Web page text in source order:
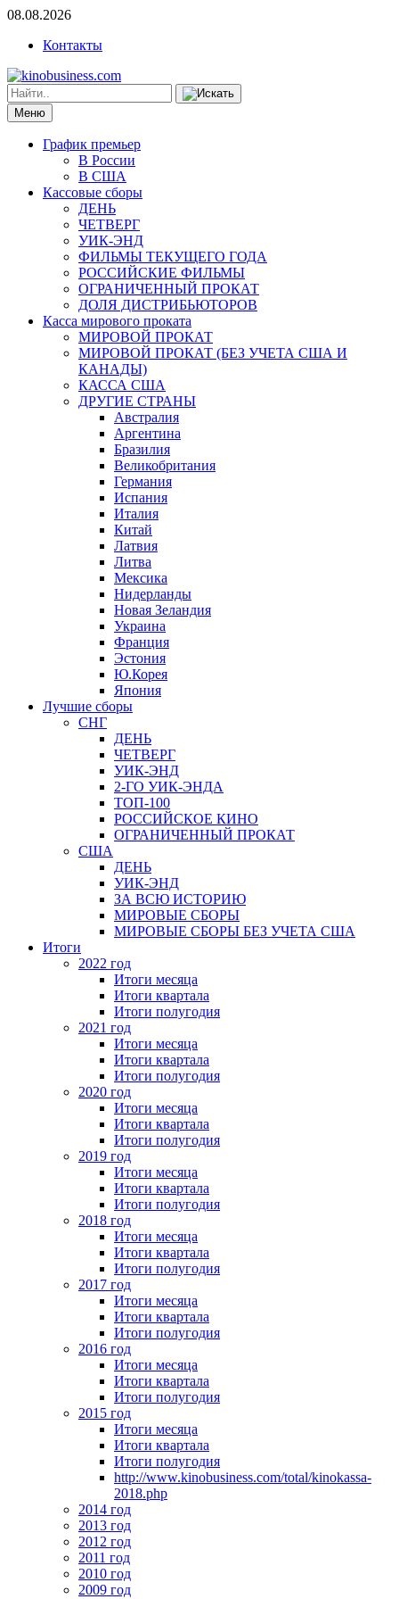
08.08.2026
Контакты
Меню
График премьер
В России
В США
Кассовые сборы
ДЕНЬ
ЧЕТВЕРГ
УИК-ЭНД
ФИЛЬМЫ ТЕКУЩЕГО ГОДА
РОССИЙСКИЕ ФИЛЬМЫ
ОГРАНИЧЕННЫЙ ПРОКАТ
ДОЛЯ ДИСТРИБЬЮТОРОВ
Касса мирового проката
МИРОВОЙ ПРОКАТ
МИРОВОЙ ПРОКАТ (БЕЗ УЧЕТА США И
КАНАДЫ)
КАССА США
ДРУГИЕ СТРАНЫ
Австралия
Аргентина
Бразилия
Великобритания
Германия
Испания
Италия
Китай
Латвия
Литва
Мексика
Нидерланды
Новая Зеландия
Украина
Франция
Эстония
Ю.Корея
Япония
Лучшие сборы
СНГ
ДЕНЬ
ЧЕТВЕРГ
УИК-ЭНД
2-ГО УИК-ЭНДА
ТОП-100
РОССИЙСКОЕ КИНО
ОГРАНИЧЕННЫЙ ПРОКАТ
США
ДЕНЬ
УИК-ЭНД
ЗА ВСЮ ИСТОРИЮ
МИРОВЫЕ СБОРЫ
МИРОВЫЕ СБОРЫ БЕЗ УЧЕТА США
Итоги
2022 год
Итоги месяца
Итоги квартала
Итоги полугодия
2021 год
Итоги месяца
Итоги квартала
Итоги полугодия
2020 год
Итоги месяца
Итоги квартала
Итоги полугодия
2019 год
Итоги месяца
Итоги квартала
Итоги полугодия
2018 год
Итоги месяца
Итоги квартала
Итоги полугодия
2017 год
Итоги месяца
Итоги квартала
Итоги полугодия
2016 год
Итоги месяца
Итоги квартала
Итоги полугодия
2015 год
Итоги месяца
Итоги квартала
Итоги полугодия
http://www.kinobusiness.com/total/kinokassa-
2018.php
2014 год
2013 год
2012 год
2011 год
2010 год
2009 год